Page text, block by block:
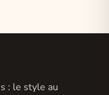
: le style au